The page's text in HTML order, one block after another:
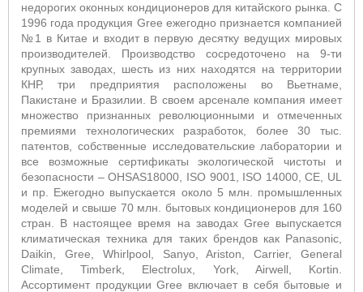
недорогих оконных кондиционеров для китайского рынка. С
1996 года продукция Gree ежегодно признается компанией
№1 в Китае и входит в первую десятку ведущих мировых
производителей. Производство сосредоточено на 9-ти
крупных заводах, шесть из них находятся на территории
КНР, три предприятия расположены во Вьетнаме,
Пакистане и Бразилии. В своем арсенале компания имеет
множество признанных революционными и отмеченных
премиями технологических разработок, более 30 тыс.
патентов, собственные исследовательские лаборатории и
все возможные сертификаты экологической чистоты и
безопасности – OHSAS18000, ISO 9001, ISO 14000, CE, UL
и пр. Ежегодно выпускается около 5 млн. промышленных
моделей и свыше 70 млн. бытовых кондиционеров для 160
стран. В настоящее время на заводах Gree выпускается
климатическая техника для таких брендов как Panasonic,
Daikin, Gree, Whirlpool, Sanyo, Ariston, Carrier, General
Climate, Timberk, Electrolux, York, Airwell, Kortin.
Ассортимент продукции Gree включает в себя бытовые и